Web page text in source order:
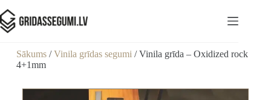
Sākums/Vinila grīdas segumi / Vinila grīda – Oxidized rock
4+1mm